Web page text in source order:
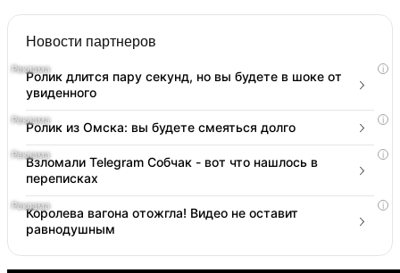
Новости партнеров
i
Ролик длится пару секунд, но вы будете в шоке от
увиденного
i
Ролик из Омска: вы будете смеяться долго
i
Взломали Telegram Собчак - вот что нашлось в
переписках
i
Королева вагона отожгла! Видео не оставит
равнодушным